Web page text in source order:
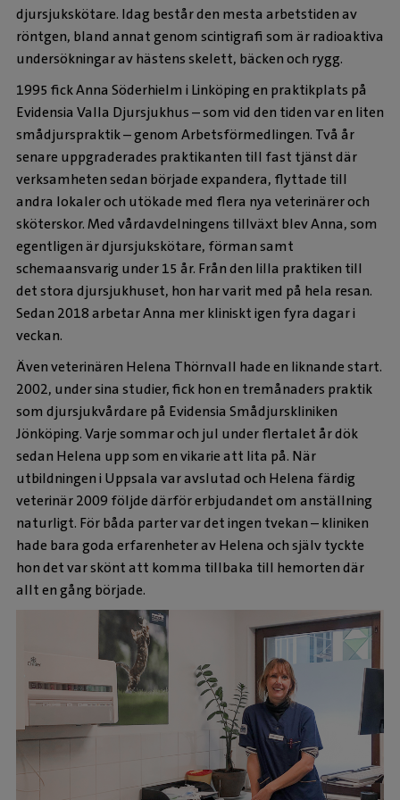
djursjukskötare. Idag består den mesta arbetstiden av
röntgen, bland annat genom scintigrafi som är radioaktiva
undersökningar av hästens skelett, bäcken och rygg.
1995 fick Anna Söderhielm i Linköping en praktikplats på
Evidensia Valla Djursjukhus – som vid den tiden var en liten
smådjurspraktik – genom Arbetsförmedlingen. Två år
senare uppgraderades praktikanten till fast tjänst där
verksamheten sedan började expandera, flyttade till
andra lokaler och utökade med flera nya veterinärer och
sköterskor. Med vårdavdelningens tillväxt blev Anna, som
egentligen är djursjukskötare, förman samt
schemaansvarig under 15 år. Från den lilla praktiken till
det stora djursjukhuset, hon har varit med på hela resan.
Sedan 2018 arbetar Anna mer kliniskt igen fyra dagar i
veckan.
Även veterinären Helena Thörnvall hade en liknande start.
2002, under sina studier, fick hon en tremånaders praktik
som djursjukvårdare på Evidensia Smådjurskliniken
Jönköping. Varje sommar och jul under flertalet år dök
sedan Helena upp som en vikarie att lita på. När
utbildningen i Uppsala var avslutad och Helena färdig
veterinär 2009 följde därför erbjudandet om anställning
naturligt. För båda parter var det ingen tvekan – kliniken
hade bara goda erfarenheter av Helena och själv tyckte
hon det var skönt att komma tillbaka till hemorten där
allt en gång började.